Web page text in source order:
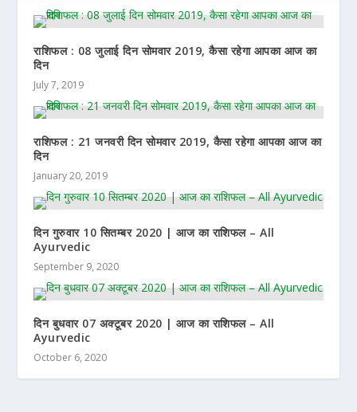
राशिफल : 08 जुलाई दिन सोमवार 2019, कैसा रहेगा आपका आज का
दिन
July 7, 2019
राशिफल : 21 जनवरी दिन सोमवार 2019, कैसा रहेगा आपका आज का
दिन
January 20, 2019
दिन गुरुवार 10 सितम्बर 2020 | आज का राशिफल – All
Ayurvedic
September 9, 2020
दिन बुधवार 07 अक्टूबर 2020 | आज का राशिफल – All
Ayurvedic
October 6, 2020